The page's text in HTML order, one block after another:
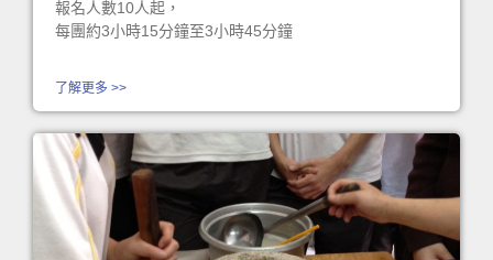
報名人數10人起，
每團約3小時15分鐘至3小時45分鐘
了解更多 >>